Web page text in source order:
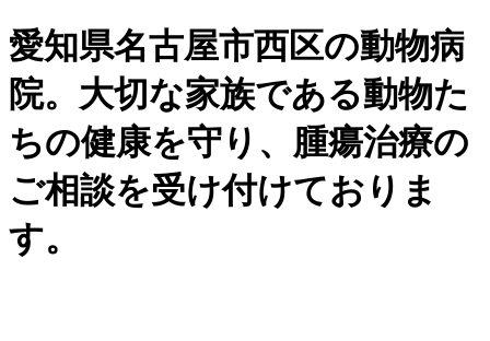
愛知県名古屋市西区の動物病
院。大切な家族である動物た
ちの健康を守り、腫瘍治療の
ご相談を受け付けておりま
す。